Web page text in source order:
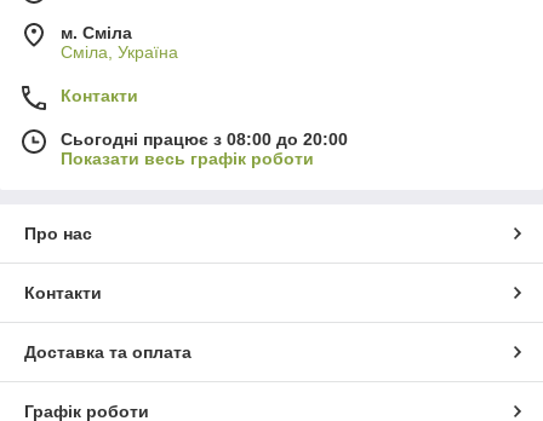
м. Сміла
Сміла, Україна
Контакти
Сьогодні працює з 08:00 до 20:00
Показати весь графік роботи
Про нас
Контакти
Доставка та оплата
Графік роботи